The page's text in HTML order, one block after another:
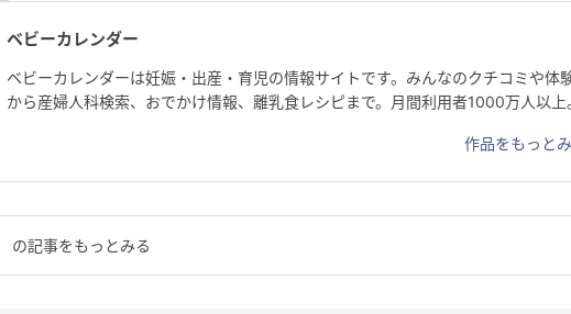
ベビーカレンダー
ベビーカレンダーは妊娠・出産・育児の情報サイトです。みんなのクチコミや体
から産婦人科検索、おでかけ情報、離乳食レシピまで。月間利用者1000万人以上
作品をもっと
の記事をもっとみる